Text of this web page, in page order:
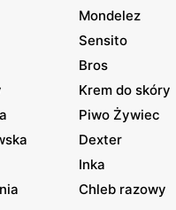
Mondelez
Sensito
Bros
Krem do skóry
Piwo Żywiec
Dexter
Inka
Chleb razowy